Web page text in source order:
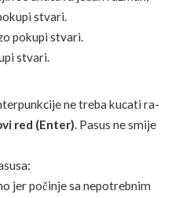
stvari.
pokupi stvari.
stvari.
ne tre­ba ku­ca­ti ra­
red (En­ter). Pa­sus ne smije
jer počinje sa nepotrebnim